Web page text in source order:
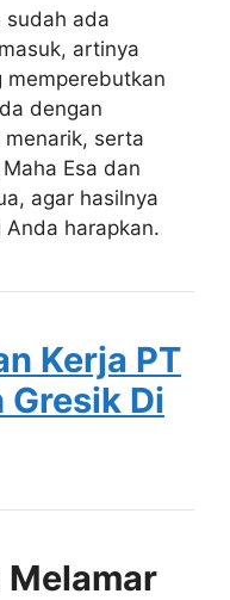
sudah ada
artinya
memperebutkan
dengan
serta
Esa dan
agar hasilnya
harapkan.
Kerja PT
Gresik Di
Melamar